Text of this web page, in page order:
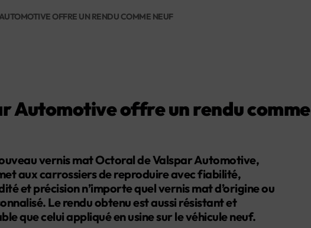
OFFRE UN RENDU COMME NEUF
Automotive offre un rendu
vernis mat Octoral de Valspar Automotive,
aux carrossiers de reproduire avec fiabilité,
et précision n’importe quel vernis mat d’origine ou
Le rendu obtenu est aussi résistant et
que celui appliqué en usine sur le véhicule neuf.